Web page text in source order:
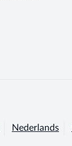
Nederlands